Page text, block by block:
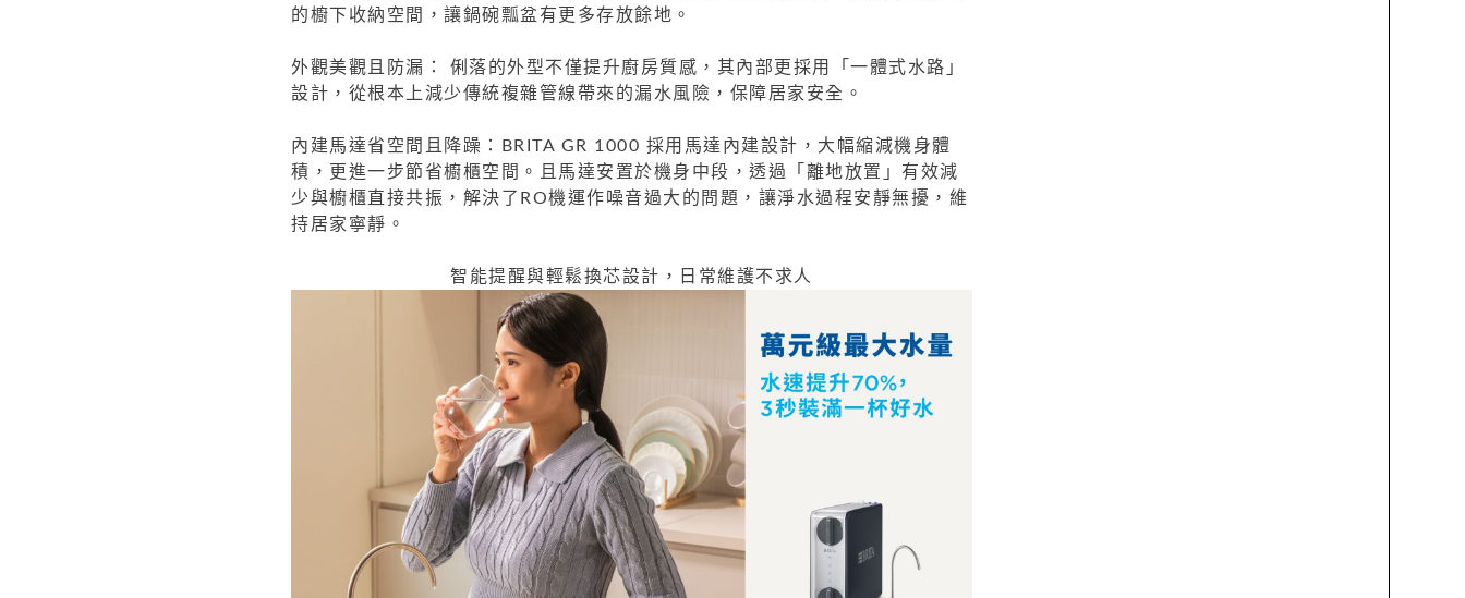
的櫥下收納空間，讓鍋碗瓢盆有更多存放餘地。
外觀美觀且防漏： 俐落的外型不僅提升廚房質感，其內部更採用「一體式水路」
設計，從根本上減少傳統複雜管線帶來的漏水風險，保障居家安全。
內建馬達省空間且降躁：BRITA GR 1000 採用馬達內建設計，大幅縮減機身體
積，更進一步節省櫥櫃空間。且馬達安置於機身中段，透過「離地放置」有效減
少與櫥櫃直接共振，解決了RO機運作噪音過大的問題，讓淨水過程安靜無擾，維
持居家寧靜。
智能提醒與輕鬆換芯設計，日常維護不求人